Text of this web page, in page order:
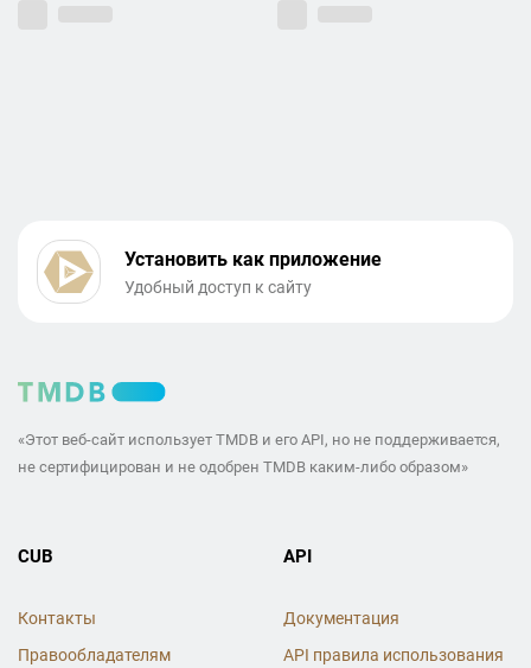
Установить как приложение
Удобный доступ к сайту
«Этот веб-сайт использует TMDB и его API, но не поддерживается,
не сертифицирован и не одобрен TMDB каким-либо образом»
CUB
Контакты
Правообладателям
API
Документация
API правила использования